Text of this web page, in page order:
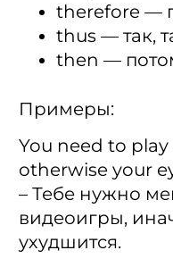
therefore —
thus — так,
then —
Примеры:
You need to
otherwise your
– Тебе нужно
видеоигры,
ухудшится.